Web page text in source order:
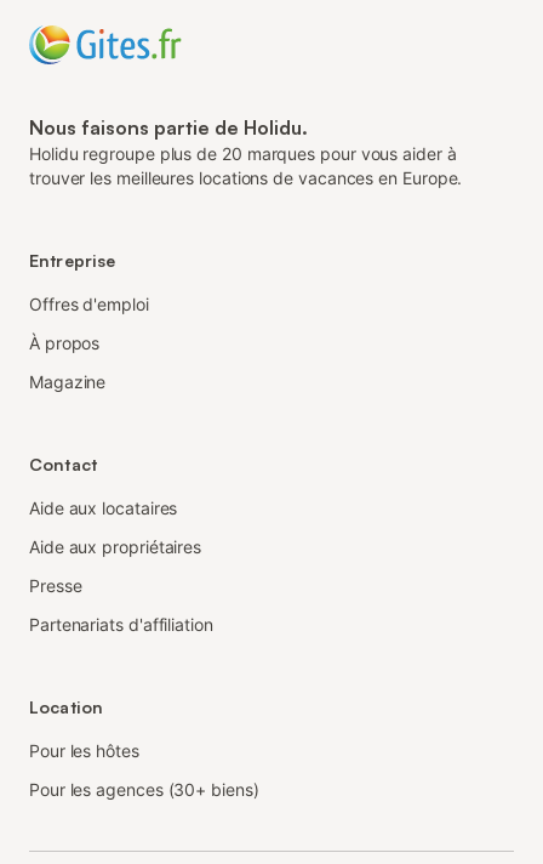
Nous faisons partie de Holidu.
Holidu regroupe plus de 20 marques pour vous aider à
trouver les meilleures locations de vacances en Europe.
Entreprise
Offres d'emploi
À propos
Magazine
Contact
Aide aux locataires
Aide aux propriétaires
Presse
Partenariats d'affiliation
Location
Pour les hôtes
Pour les agences (30+ biens)